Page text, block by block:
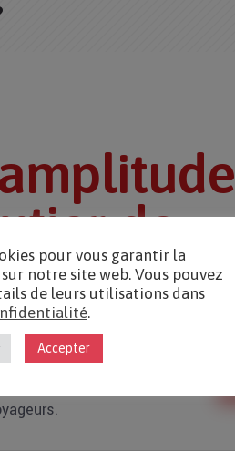
de
pour vous garantir la
notre site web. Vous pouvez
de leurs utilisations dans
.
Accepter